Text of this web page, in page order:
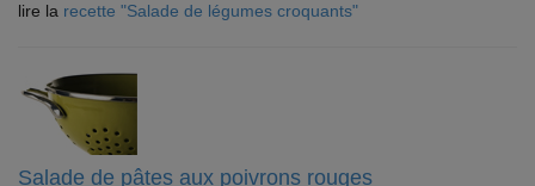
lire la recette "Salade de légumes croquants"
Salade de pâtes aux poivrons rouges